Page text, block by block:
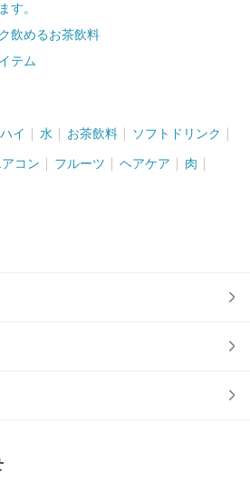
す。
飲めるお茶飲料
テム
イ 水 お茶飲料 ソフトドリンク
コン フルーツ ヘアケア 肉